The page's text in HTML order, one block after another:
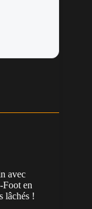
avec
en
lâchés !